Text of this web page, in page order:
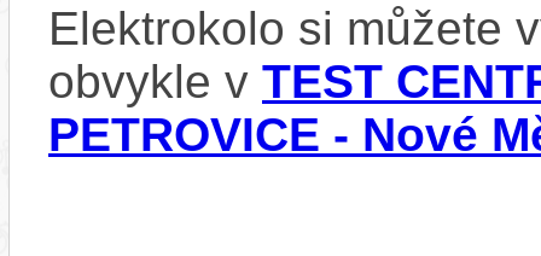
Elektrokolo si můžete
obvykle v TEST
PETROVICE - Nové